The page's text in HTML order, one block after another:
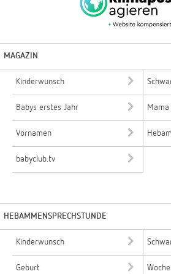
MAGAZIN
Kinderwunsch
Babys erstes Jahr
Vornamen
babyclub.tv
HEBAMMENSPRECHSTUNDE
Kinderwunsch
Geburt